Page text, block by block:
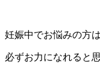
妊娠中でお悩みの方
必ずお力になれると